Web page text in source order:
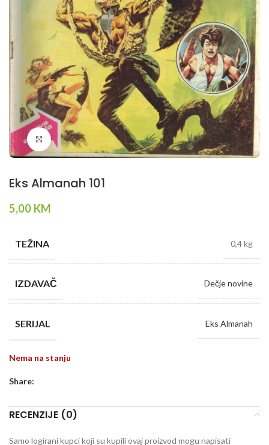
Klikni da povečaš
Eks Almanah 101
5,00 KM
TEŽINA 0,4 kg
IZDAVAČ Dečje novine
SERIJAL Eks Almanah
Nema na stanju
Share:
RECENZIJE (0)
Samo logirani kupci koji su kupili ovaj proizvod mogu napisati